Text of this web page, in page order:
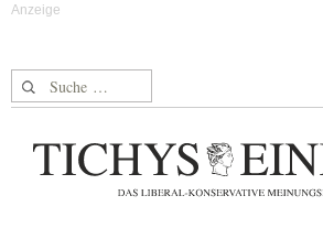
Suche nach: